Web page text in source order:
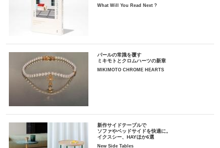
What Will You Read Next ?
パールの常識を覆す
ミキモトとクロムハーツの新章
MIKIMOTO CHROME HEARTS
新作サイドテーブルで
ソファやベッドサイドを快適に。
イクスシー、HAYほか6選
New Side Tables